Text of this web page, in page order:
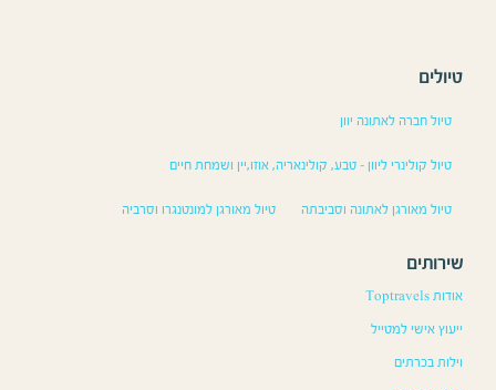
טיולים
טיול חברה לאתונה יוון
טיול קולינרי ליוון – טבע, קולינאריה, אוזו,יין ושמחת חיים
טיול מאורגן לאתונה וסביבתה טיול מאורגן למונטנגרו וסרביה
שירותים
אודות Toptravels
ייעוץ אישי למטייל
וילות בכרתים